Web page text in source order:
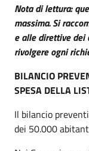
Nota di lettura:
massima. Si
e alle direttive dei
rivolgere ogni
BILANCIO
SPESA DELLA
Il bilancio
dei 50.000